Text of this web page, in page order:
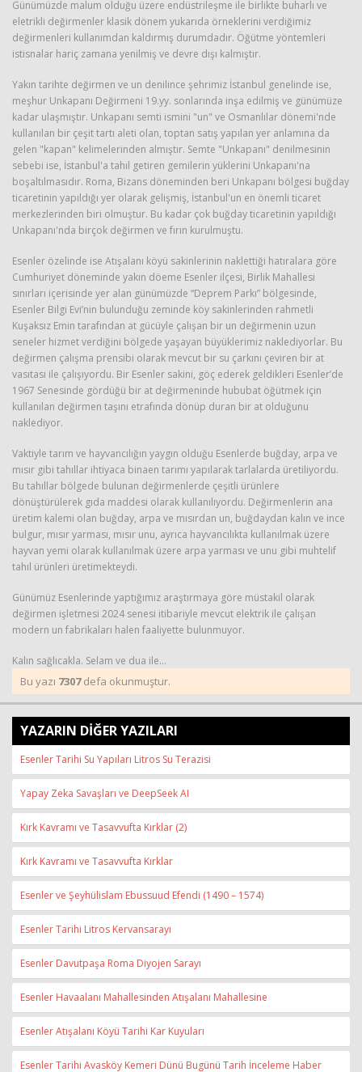
Günümüzde malum olduğu üzere endüstrileşme ile birlikte buharlı ve
eletrikli değirmenler klasik dönem yukarıda örneklerini verdiğimiz
değirmenleri kullanımdan kaldırmış durumdadır. Öğütme yöntemleri
istisnalar hariç zamana yenilmiş ve devre dışı kalmıştır.
Yakın tarihte değirmen ve un denilince şehrimiz İstanbul genelinde ise,
meşhur Unkapanı Değirmeni 19.yy. sonlarında inşa edilmiş ve günümüze
kadar ulaşmıştır. Unkapanı semti ismini "un" ve Osmanlılar dönemi'nde
kullanılan bir çeşit tartı aleti olan, toptan satış yapılan yer anlamına da
gelen "kapan" kelimelerinden almıştır. Semte "Unkapanı" denilmesinin
sebebi ise, İstanbul'a tahıl getiren gemilerin yüklerini Unkapanı'na
boşaltılmasıdır. Roma, Bizans döneminden beri Unkapanı bölgesi buğday
ticaretinin yapıldığı yer olarak gelişmiş, İstanbul'un en önemli ticaret
merkezlerinden biri olmuştur. Bu kadar çok buğday ticaretinin yapıldığı
Unkapanı'nda birçok değirmen ve fırın kurulmuştu.
Esenler özelinde ise Atışalanı köyü sakinlerinin naklettiği hatıralara göre
Cumhuriyet döneminde yakın döeme Esenler ilçesi, Birlik Mahallesi
sınırları içerisinde yer alan günümüzde “Deprem Parkı” bölgesinde,
Esenler Bilgi Evi’nin bulunduğu zeminde köy sakinlerinden rahmetli
Kuşaksız Emin tarafından at gücüyle çalışan bir un değirmenin uzun
seneler hizmet verdiğini bölgede yaşayan büyüklerimiz naklediyorlar. Bu
değirmen çalışma prensibi olarak mevcut bir su çarkını çeviren bir at
vasıtası ile çalışıyordu. Bir Esenler sakini, göç ederek geldikleri Esenler’de
1967 Senesinde gördüğü bir at değirmeninde hububat öğütmek için
kullanılan değirmen taşını etrafında dönüp duran bir at olduğunu
naklediyor.
Vaktiyle tarım ve hayvancılığın yaygın olduğu Esenlerde buğday, arpa ve
mısır gibi tahıllar ihtiyaca binaen tarımı yapılarak tarlalarda üretiliyordu.
Bu tahıllar bölgede bulunan değirmenlerde çeşitli ürünlere
dönüştürülerek gıda maddesi olarak kullanılıyordu. Değirmenlerin ana
üretim kalemi olan buğday, arpa ve mısırdan un, buğdaydan kalın ve ince
bulgur, mısır yarması, mısır unu, ayrıca hayvancılıkta kullanılmak üzere
hayvan yemi olarak kullanılmak üzere arpa yarması ve unu gibi muhtelif
tahıl ürünleri üretimekteydi.
Günümüz Esenlerinde yaptığımız araştırmaya göre müstakil olarak
değirmen işletmesi 2024 senesi itibariyle mevcut elektrik ile çalışan
modern un fabrikaları halen faaliyette bulunmuyor.
Kalın sağlıcakla. Selam ve dua ile…
Bu yazı 7307defa okunmuştur.
YAZARIN DİĞER YAZILARI
Esenler Tarihi Su Yapıları Litros Su Terazisi
Yapay Zeka Savaşları ve DeepSeek AI
Kırk Kavramı ve Tasavvufta Kırklar (2)
Kırk Kavramı ve Tasavvufta Kırklar
Esenler ve Şeyhülislam Ebussuud Efendi (1490 – 1574)
Esenler Tarihi Litros Kervansarayı
Esenler Davutpaşa Roma Diyojen Sarayı
Esenler Havaalanı Mahallesinden Atışalanı Mahallesine
Esenler Atışalanı Köyü Tarihi Kar Kuyuları
Esenler Tarihi Avasköy Kemeri Dünü Bugünü Tarih İnceleme Haber